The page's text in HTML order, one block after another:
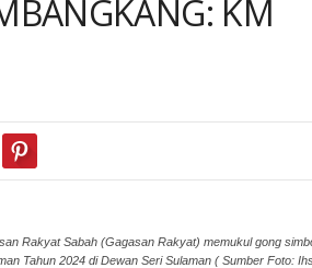
KM
Rakyat Sabah (Gagasan Rakyat) memukul gong
Tahun 2024 di Dewan Seri Sulaman ( Sumber Foto: